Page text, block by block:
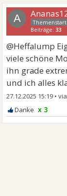
A
Beiträge: 33
@Heffalump
viele schöne
ihn grade
und ich alles
27.12.2025 15:19 •
x 3